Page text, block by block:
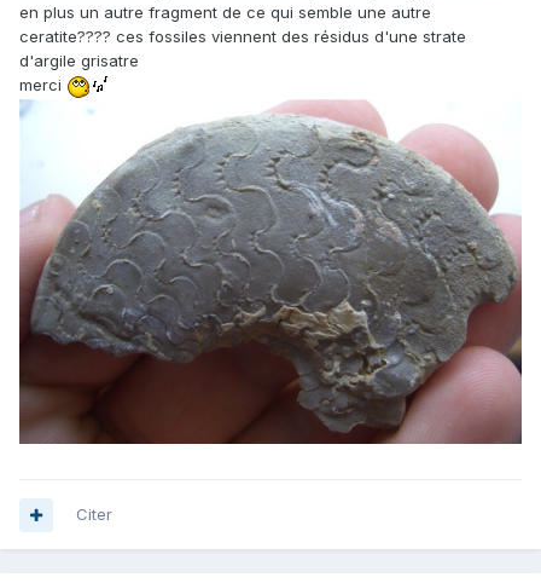
en plus un autre fragment de ce qui semble une autre
ceratite???? ces fossiles viennent des résidus d'une strate
d'argile grisatre
merci
Citer